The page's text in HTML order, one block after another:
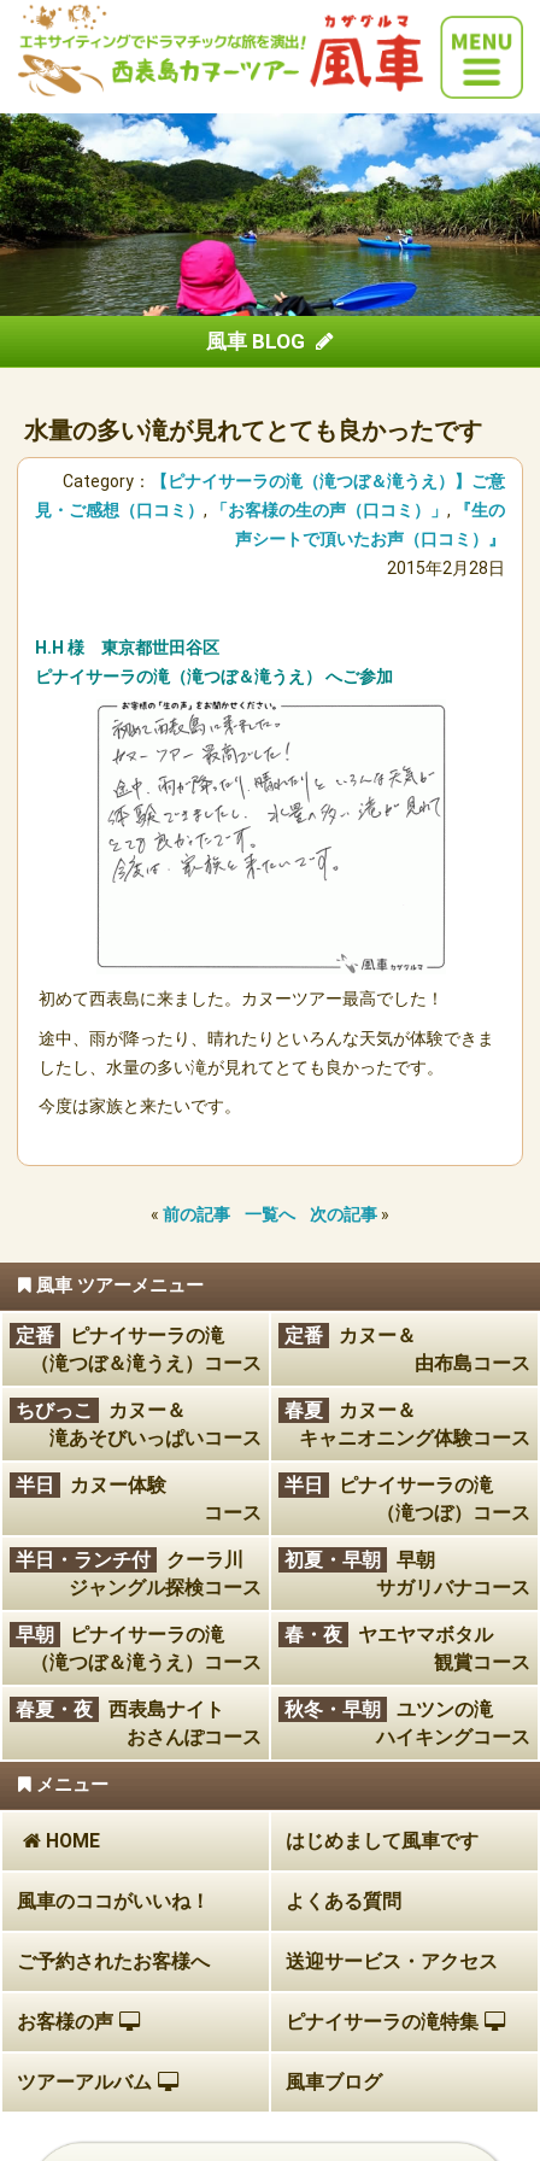
風車 BLOG
水量の多い滝が見れてとても良かったです
Category：
【ピナイサーラの滝（滝つぼ＆滝うえ）】ご意
見・ご感想（口コミ） , 「お客様の生の声（口コミ）」 ,
『生の
声シートで頂いたお声（口コミ）』
2015年2月28日
H.H 様 東京都世田谷区
ピナイサーラの滝（滝つぼ＆滝うえ）
へご参加
初めて西表島に来ました。カヌーツアー最高でした！
途中、雨が降ったり、晴れたりといろんな天気が体験できま
したし、水量の多い滝が見れてとても良かったです。
今度は家族と来たいです。
« 前の記事 一覧へ 次の記事 »
風車 ツアーメニュー
定番
ピナイサーラの滝
（滝つぼ＆滝うえ）コース
定番
カヌー＆
由布島コース
ちびっこ
カヌー＆
滝あそびいっぱいコース
春夏
カヌー＆
キャニオニング体験コース
半日
カヌー体験
コース
半日
ピナイサーラの滝
（滝つぼ）コース
半日・ランチ付
クーラ川
ジャングル探検コース
初夏・早朝
早朝
サガリバナコース
早朝
ピナイサーラの滝
（滝つぼ＆滝うえ）コース
春・夜
ヤエヤマボタル
観賞コース
春夏・夜
西表島ナイト
おさんぽコース
秋冬・早朝
ユツンの滝
ハイキングコース
メニュー
HOME はじめまして風車です
風車のココがいいね！ よくある質問
ご予約されたお客様へ 送迎サービス・アクセス
お客様の声 ピナイサーラの滝特集
ツアーアルバム 風車ブログ